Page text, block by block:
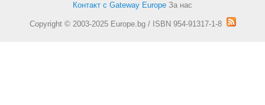
Контакт с Gateway Europe За нас
Copyright © 2003-2025 Europe.bg / ISBN 954-91317-1-8